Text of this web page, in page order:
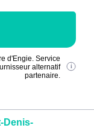
d'Engie. Service
alternatif
partenaire.
Denis-